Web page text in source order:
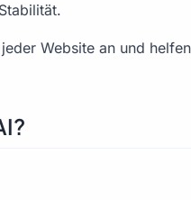
Website an und